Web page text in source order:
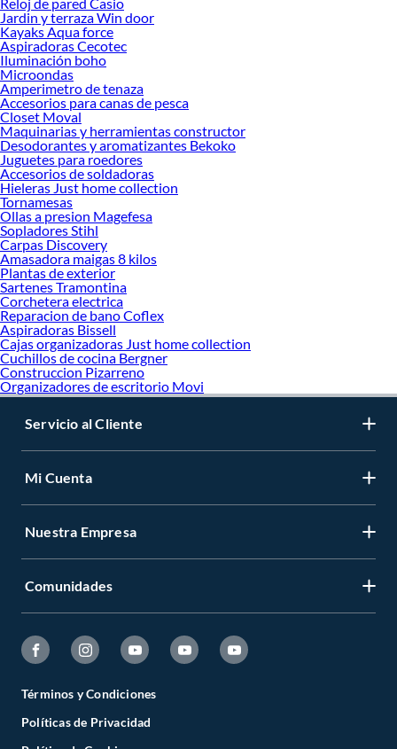
¡Visítanos y haz tus ideas realidad!
Reloj de pared Casio
Jardin y terraza Win door
Kayaks Aqua force
Aspiradoras Cecotec
Iluminación boho
Microondas
Amperimetro de tenaza
Accesorios para canas de pesca
Closet Moval
Maquinarias y herramientas constructor
Desodorantes y aromatizantes Bekoko
Juguetes para roedores
Accesorios de soldadoras
Hieleras Just home collection
Tornamesas
Ollas a presion Magefesa
Sopladores Stihl
Carpas Discovery
Amasadora maigas 8 kilos
Plantas de exterior
Sartenes Tramontina
Corchetera electrica
Reparacion de bano Coflex
Aspiradoras Bissell
Cajas organizadoras Just home collection
Cuchillos de cocina Bergner
Construccion Pizarreno
Organizadores de escritorio Movi
Servicio al Cliente
Mi Cuenta
Nuestra Empresa
Comunidades
Términos y Condiciones
Políticas de Privacidad